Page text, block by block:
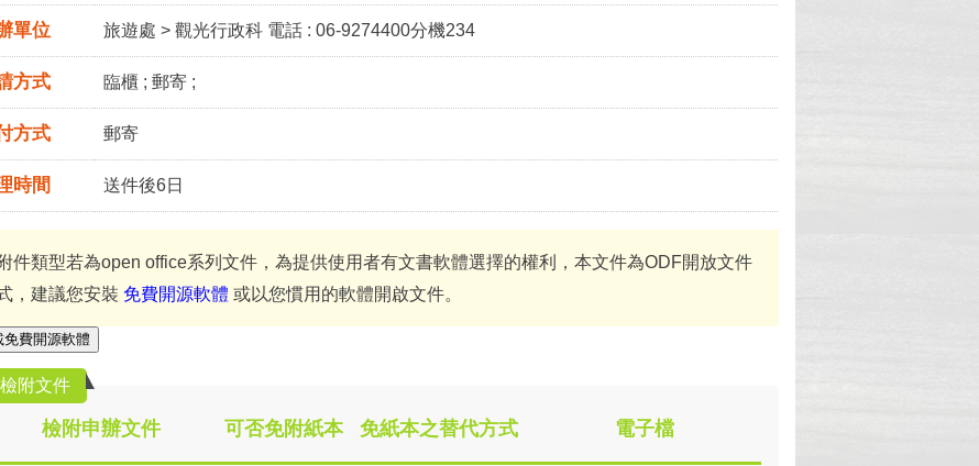
單位 旅遊處 > 觀光行政科 電話 : 06-9274400分機234
方式 臨櫃 ; 郵寄 ;
方式 郵寄
時間 送件後6日
件類型若為open office系列文件，為提供使用者有文書軟體選擇的權利，本文件為ODF開放文件
，建議您安裝 免費開源軟體 或以您慣用的軟體開啟文件。
免費開源軟體
檢附文件
檢附申辦文件 可否免附紙本 免紙本之替代方式 電子檔